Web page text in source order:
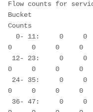
Flow counts for
Bucket
Counts
0     0     0     0
0     0     0     0
0     0     0     0